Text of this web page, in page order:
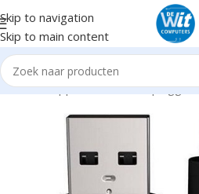
Skip to navigation
Skip to main content
Home Supplies Kabels en pluggen